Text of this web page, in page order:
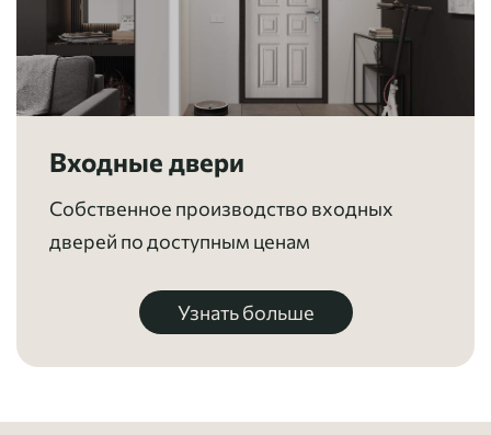
Входные двери
Собственное производство входных
дверей по доступным ценам
Узнать больше